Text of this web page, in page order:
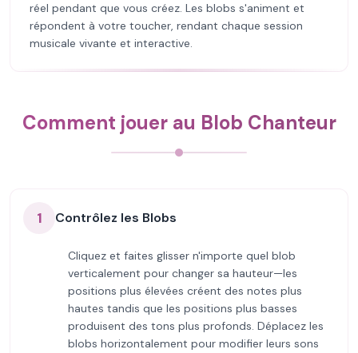
réel pendant que vous créez. Les blobs s'animent et
répondent à votre toucher, rendant chaque session
musicale vivante et interactive.
Comment jouer au Blob Chanteur
1 Contrôlez les Blobs
Cliquez et faites glisser n'importe quel blob
verticalement pour changer sa hauteur—les
positions plus élevées créent des notes plus
hautes tandis que les positions plus basses
produisent des tons plus profonds. Déplacez les
blobs horizontalement pour modifier leurs sons